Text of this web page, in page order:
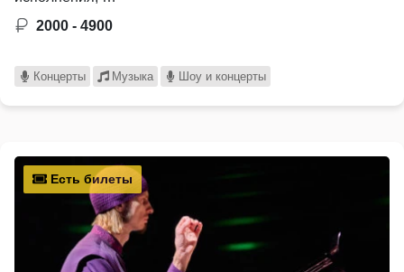
2000 - 4900
Концерты Музыка Шоу и концерты
Есть билеты